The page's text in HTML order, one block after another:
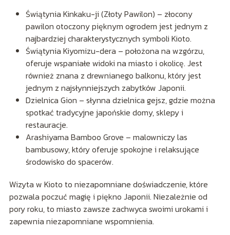
Świątynia Kinkaku-ji (Złoty Pawilon) – złocony
pawilon otoczony pięknym ogrodem jest jednym z
najbardziej charakterystycznych symboli Kioto.
Świątynia Kiyomizu-dera – położona na wzgórzu,
oferuje wspaniałe widoki na miasto i okolicę. Jest
również znana z drewnianego balkonu, który jest
jednym z najsłynniejszych zabytków Japonii.
Dzielnica Gion – słynna dzielnica gejsz, gdzie można
spotkać tradycyjne japońskie domy, sklepy i
restauracje.
Arashiyama Bamboo Grove – malowniczy las
bambusowy, który oferuje spokojne i relaksujące
środowisko do spacerów.
Wizyta w Kioto to niezapomniane doświadczenie, które
pozwala poczuć magię i piękno Japonii. Niezależnie od
pory roku, to miasto zawsze zachwyca swoimi urokami i
zapewnia niezapomniane wspomnienia.